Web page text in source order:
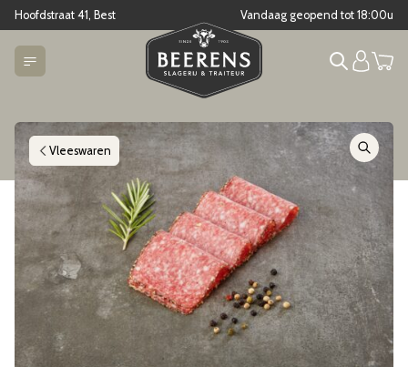
Hoofdstraat 41, Best Vandaag geopend tot 18:00u
Vleeswaren